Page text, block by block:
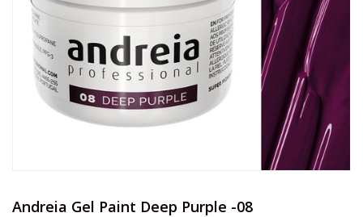
Andreia Gel Paint Deep Purple -08